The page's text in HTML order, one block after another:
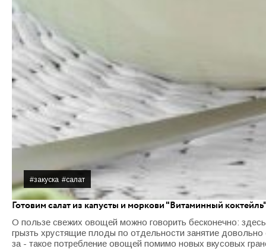
Свадьба
Интерьеры
#закуска #салат
Готовим салат из капусты и моркови "Витаминный
О пользе свежих овощей можно говорить бесконечно:
грызть хрустящие плоды по отдельности занятие
за - такое потребление овощей помимо новых вкусовых